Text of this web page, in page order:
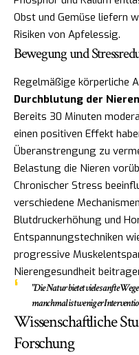
Obst und Gemüse liefern
Risiken von Apfelessig.
Bewegung und
Regelmäßige körperliche
Durchblutung der Nieren
Bereits 30 Minuten
einen positiven Effekt
Überanstrengung zu
Belastung die Nieren
Chronischer Stress
verschiedene
Blutdruckerhöhung und
Entspannungstechniken
progressive
Nierengesundheit
"Die Natur bietet viele sanfte
manchmal ist weniger
Wissenschaftliche
Forschung